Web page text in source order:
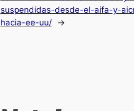
suspendidas-desde-el-aifa-y-
hacia-ee-uu/
→